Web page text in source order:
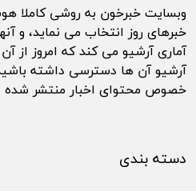
وبسایت خبرخون به روشی کاملا
خبرهای روز انتخاب می نماید، و
آماری آرشیو می کند که امروز از
آرشیو آن ها دسترسی داشته
خصوص محتوای اخبار منتشر شده
دسته بندی